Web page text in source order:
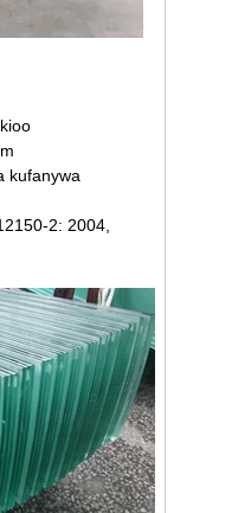
kufanywa
2: 2004,